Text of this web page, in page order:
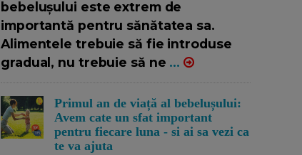
bebelușului este extrem de
importantă pentru sănătatea sa.
Alimentele trebuie să fie introduse
gradual, nu trebuie să ne ...
Primul an de viață al bebelușului:
Avem cate un sfat important
pentru fiecare luna - si ai sa vezi ca
te va ajuta